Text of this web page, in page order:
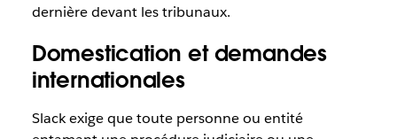
dernière devant les tribunaux.
Domestication et demandes
internationales
Slack exige que toute personne ou entité